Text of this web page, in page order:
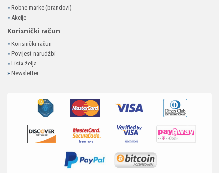
» Robne marke (brandovi)
» Akcije
Korisnički račun
» Korisnički račun
» Povijest narudžbi
» Lista želja
» Newsletter